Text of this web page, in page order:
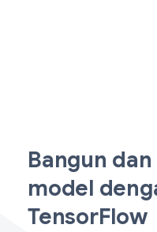
Bangun
model
TensorFlow